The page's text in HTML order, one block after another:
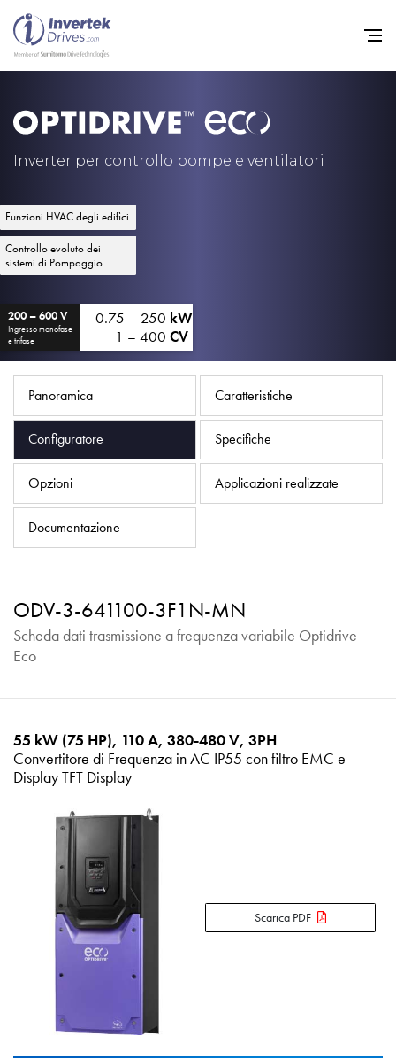
Inverter per controllo pompe e ventilatori
Funzioni HVAC degli edifici
Controllo evoluto dei
sistemi di Pompaggio
200 – 600 V
Ingresso monofase
e trifase
0.75 – 250 kW
1 – 400 CV
Panoramica Caratteristiche
Configuratore Specifiche
Opzioni Applicazioni realizzate
Documentazione
ODV-3-641100-3F1N-MN
Scheda dati trasmissione a frequenza variabile Optidrive
Eco
55 kW (75 HP), 110 A, 380-480 V, 3PH
Convertitore di Frequenza in AC IP55 con filtro EMC e
Display TFT Display
Scarica PDF
Home
Convertitori di Frequenza -
Informativa sulla privacy
Mappa del sito
iSource Accedere